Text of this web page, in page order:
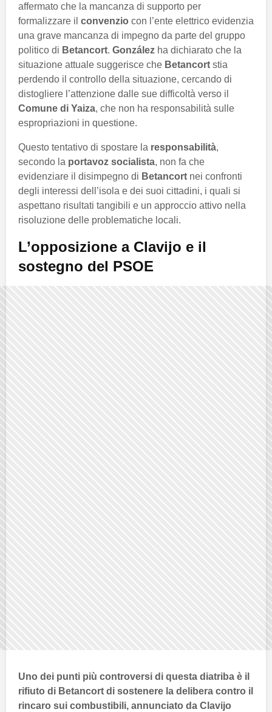
affermato che la mancanza di supporto per
formalizzare il convenzio con l’ente elettrico evidenzia
una grave mancanza di impegno da parte del gruppo
politico di Betancort. González ha dichiarato che la
situazione attuale suggerisce che Betancort stia
perdendo il controllo della situazione, cercando di
distogliere l’attenzione dalle sue difficoltà verso il
Comune di Yaiza, che non ha responsabilità sulle
espropriazioni in questione.
Questo tentativo di spostare la responsabilità,
secondo la portavoz socialista, non fa che
evidenziare il disimpegno di Betancort nei confronti
degli interessi dell’isola e dei suoi cittadini, i quali si
aspettano risultati tangibili e un approccio attivo nella
risoluzione delle problematiche locali.
L’opposizione a Clavijo e il
sostegno del PSOE
Uno dei punti più controversi di questa diatriba è il
rifiuto di Betancort di sostenere la delibera contro il
rincaro sui combustibili, annunciato da Clavijo